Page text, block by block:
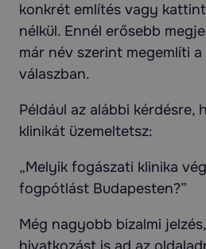
konkrét említés vagy
nélkül. Ennél erősebb
már név szerint megemlíti
válaszban.
Például az alábbi kérdésre,
klinikát üzemeltetsz:
„Melyik fogászati klinika
fogpótlást Budapesten?”
Még nagyobb bizalmi